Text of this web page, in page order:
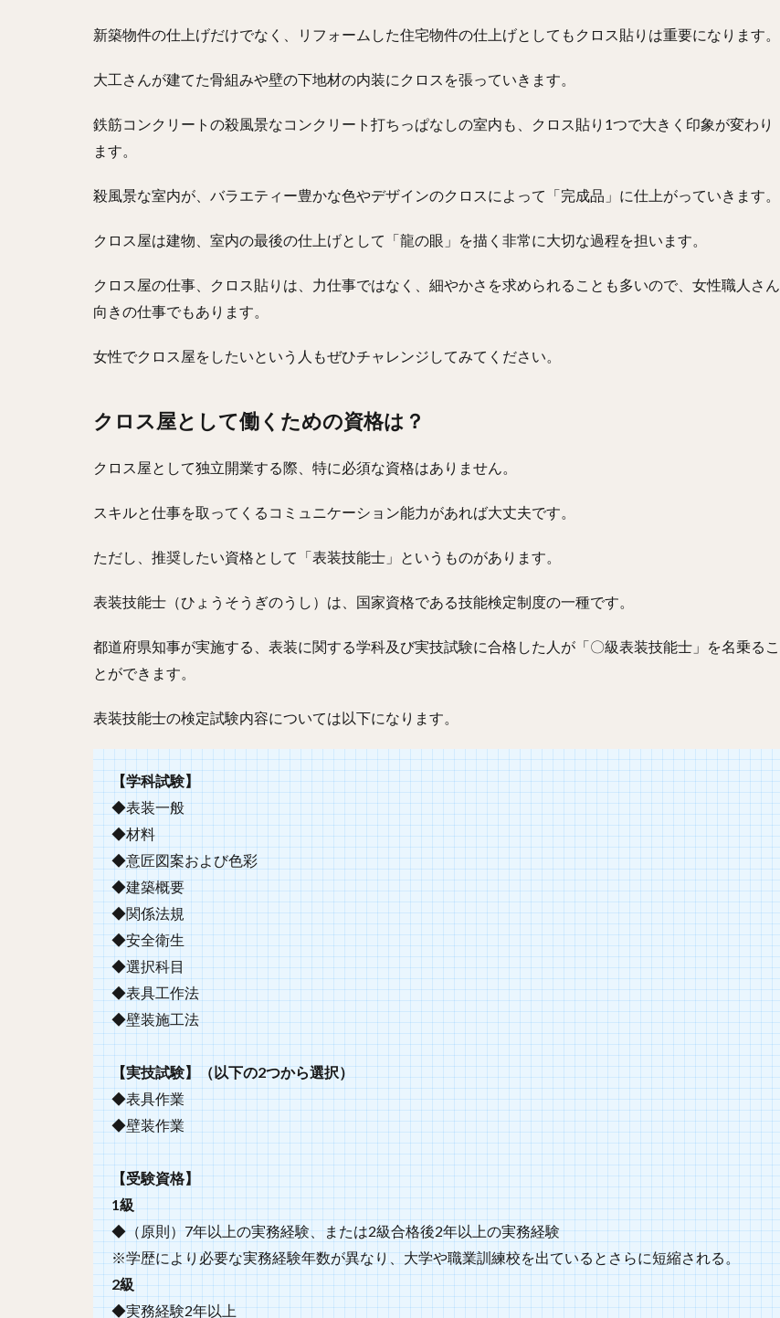
新築物件の仕上げだけでなく、リフォームした住宅物件の仕上げとしてもクロス貼りは重要になります。
大工さんが建てた骨組みや壁の下地材の内装にクロスを張っていきます。
鉄筋コンクリートの殺風景なコンクリート打ちっぱなしの室内も、クロス貼り1つで大きく印象が変わり
ます。
殺風景な室内が、バラエティー豊かな色やデザインのクロスによって「完成品」に仕上がっていきます。
クロス屋は建物、室内の最後の仕上げとして「龍の眼」を描く非常に大切な過程を担います。
クロス屋の仕事、クロス貼りは、力仕事ではなく、細やかさを求められることも多いので、女性職人さん
向きの仕事でもあります。
女性でクロス屋をしたいという人もぜひチャレンジしてみてください。
クロス屋として働くための資格は？
クロス屋として独立開業する際、特に必須な資格はありません。
スキルと仕事を取ってくるコミュニケーション能力があれば大丈夫です。
ただし、推奨したい資格として「表装技能士」というものがあります。
表装技能士（ひょうそうぎのうし）は、国家資格である技能検定制度の一種です。
都道府県知事が実施する、表装に関する学科及び実技試験に合格した人が「〇級表装技能士」を名乗るこ
とができます。
表装技能士の検定試験内容については以下になります。
【学科試験】
◆表装一般
◆材料
◆意匠図案および色彩
◆建築概要
◆関係法規
◆安全衛生
◆選択科目
◆表具工作法
◆壁装施工法
【実技試験】（以下の2つから選択）
◆表具作業
◆壁装作業
【受験資格】
1級
◆（原則）7年以上の実務経験、または2級合格後2年以上の実務経験
※学歴により必要な実務経験年数が異なり、大学や職業訓練校を出ているとさらに短縮される。
2級
◆実務経験2年以上